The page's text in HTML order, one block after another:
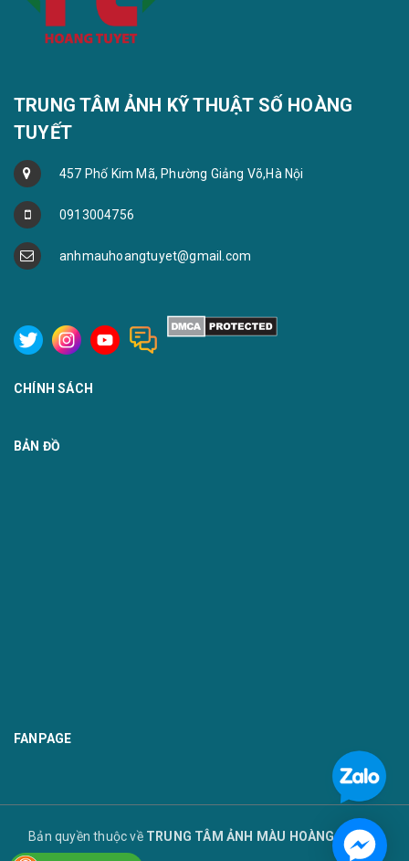
TRUNG TÂM ẢNH KỸ THUẬT SỐ HOÀNG
TUYẾT
457 Phố Kim Mã, Phường Giảng Võ,Hà Nội
0913004756
anhmauhoangtuyet@gmail.com
CHÍNH SÁCH
BẢN ĐỒ
FANPAGE
Bản quyền thuộc về TRUNG TÂM ẢNH MÀU HOÀNG TUYẾT